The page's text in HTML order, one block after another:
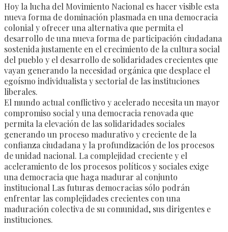
Hoy la lucha del Movimiento Nacional es hacer visible esta
nueva forma de dominación plasmada en una democracia
colonial y ofrecer una alternativa que permita el
desarrollo de una nueva forma de participación ciudadana
sostenida justamente en el crecimiento de la cultura social
del pueblo y el desarrollo de solidaridades crecientes que
vayan generando la necesidad orgánica que desplace el
egoísmo individualista y sectorial de las instituciones
liberales.
El mundo actual conflictivo y acelerado necesita un mayor
compromiso social y una democracia renovada que
permita la elevación de las solidaridades sociales
generando un proceso madurativo y creciente de la
confianza ciudadana y la profundización de los procesos
de unidad nacional. La complejidad creciente y el
aceleramiento de los procesos políticos y sociales exige
una democracia que haga madurar al conjunto
institucional Las futuras democracias sólo podrán
enfrentar las complejidades crecientes con una
maduración colectiva de su comunidad, sus dirigentes e
instituciones.